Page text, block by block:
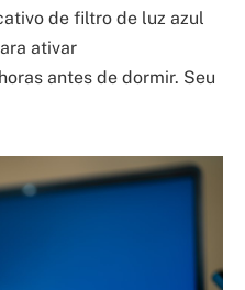
de filtro de luz azul
ativar
antes de dormir. Seu